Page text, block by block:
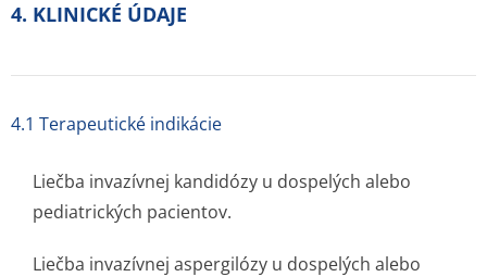
4. KLINICKÉ ÚDAJE
4.1 Terapeutické indikácie
Liečba invazívnej kandidózy u dospelých alebo
pediatrických pacientov.
Liečba invazívnej aspergilózy u dospelých alebo